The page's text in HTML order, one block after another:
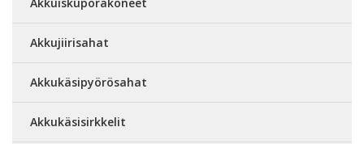
Akkujiirisahat
Akkukäsipyörösahat
Akkukäsisirkkelit